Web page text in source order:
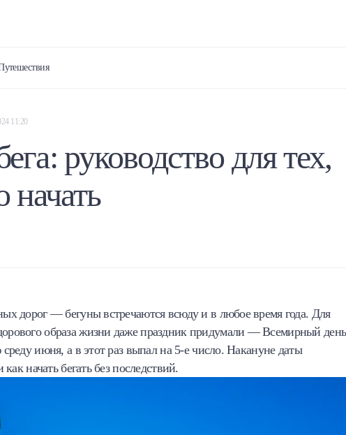
11:20
руководство для тех,
начать
дорог — бегуны встречаются всюду и в любое время года. Для
образа жизни даже праздник придумали — Всемирный день
июня, а в этот раз выпал на 5-е число. Накануне даты
начать бегать без последствий.